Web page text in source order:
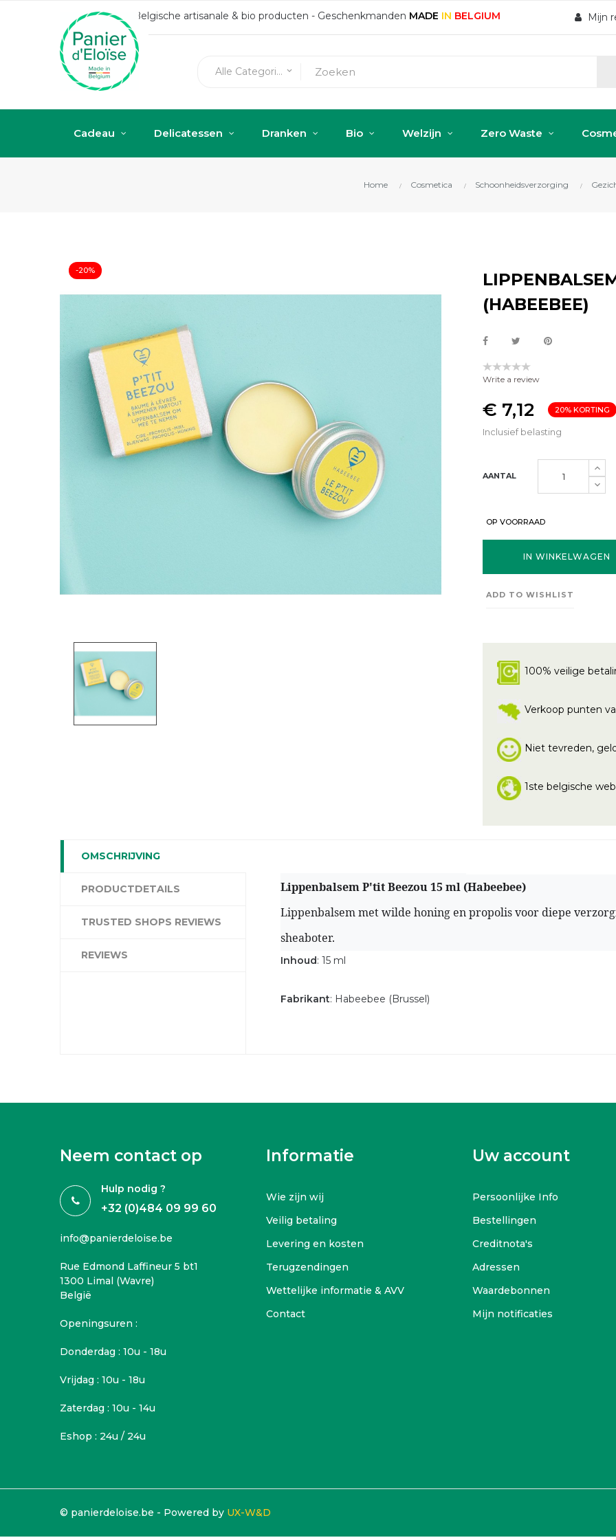
Belgische artisanale & bio producten - Geschenkmanden MADE IN BELGIUM Mijn
Alle Categorieën keyboard_arrow_down
Cadeau Delicatessen Dranken Bio Welzijn Zero Waste
Home Cosmetica Schoonheidsverzorging
-20%
(HABEEBEE)
Write a review
€ 7,12 20% KORTING
Inclusief belasting
AANTAL
OP VOORRAAD
IN WINKELWAGEN
ADD TO WISHLIST
100% veilige
Verkoop punten
Niet tevreden,
1ste belgische
OMSCHRIJVING
PRODUCTDETAILS
TRUSTED SHOPS REVIEWS
REVIEWS
Lippenbalsem P'tit Beezou 15 ml (Habeebee)
Lippenbalsem met wilde honing en propolis voor diepe
sheaboter.
Inhoud: 15 ml
Fabrikant: Habeebee (Brussel)
Neem contact op
Hulp nodig ?
+32 (0)484 09 99 60
info@panierdeloise.be
Rue Edmond Laffineur 5 bt1
1300 Limal (Wavre)
België
Openingsuren :
Donderdag : 10u - 18u
Vrijdag : 10u - 18u
Zaterdag : 10u - 14u
Eshop : 24u / 24u
Informatie
Wie zijn wij
Veilig betaling
Levering en kosten
Terugzendingen
Wettelijke informatie & AVV
Contact
Uw account
Persoonlijke Info
Bestellingen
Creditnota's
Adressen
Waardebonnen
Mijn notificaties
© panierdeloise.be - Powered by UX-W&D